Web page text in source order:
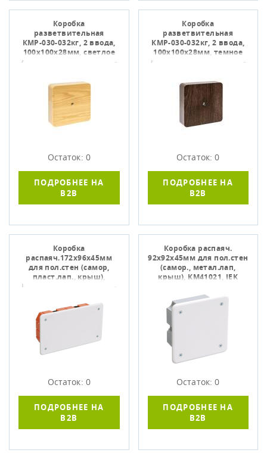
Коробка
разветвительная
КМР-030-032кг, 2 ввода,
100х100х28мм, светлое
дерево, EKF plc-kmr-030-
Остаток: 0
ПОДРОБНЕЕ НА
B2B
Коробка
разветвительная
КМР-030-032кг, 2 ввода,
100х100х28мм, темное
дерево, EKF plc-kmr-030-
Остаток: 0
ПОДРОБНЕЕ НА
B2B
Коробка
распаяч.172х96x45мм
для пол.стен (самор,
пласт.лап., крыш),
КМ41026, IEK UKG11-172-
Остаток: 0
ПОДРОБНЕЕ НА
B2B
Коробка распаяч.
92х92x45мм для пол.стен
(самор., метал.лап,
крыш), КМ41021, IEK
Остаток: 0
ПОДРОБНЕЕ НА
B2B